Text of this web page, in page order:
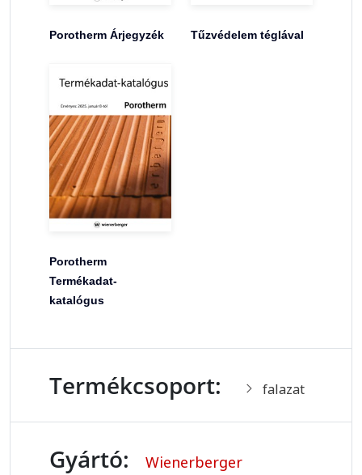
Porotherm Árjegyzék Tűzvédelem téglával
Porotherm
Termékadat-
katalógus
Termékcsoport: falazat
Gyártó:
Wienerberger